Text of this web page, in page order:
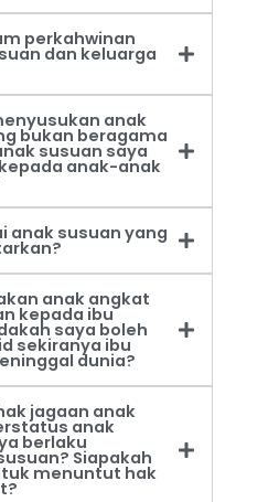
perkahwinan
dan keluarga
anak
bukan beragama
susuan saya
anak-anak
anak susuan yang
anak angkat
kepada ibu
saya boleh
sekiranya ibu
dunia?
jagaan anak
anak
berlaku
Siapakah
menuntut hak